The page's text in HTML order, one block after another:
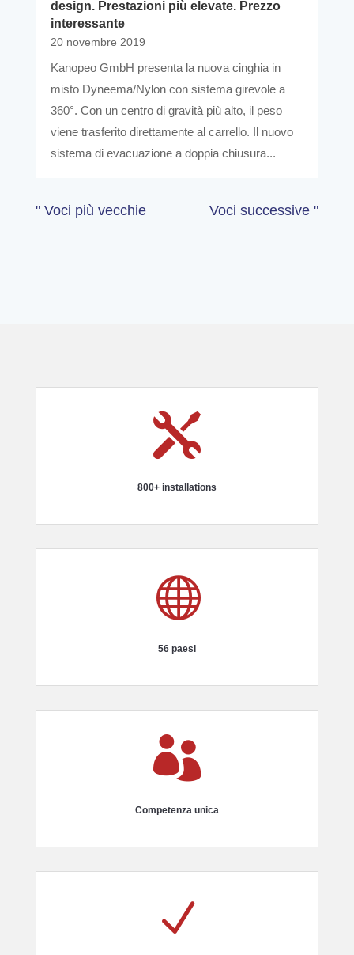
design. Prestazioni più elevate. Prezzo
interessante
20 novembre 2019
Kanopeo GmbH presenta la nuova cinghia in
misto Dyneema/Nylon con sistema girevole a
360°. Con un centro di gravità più alto, il peso
viene trasferito direttamente al carrello. Il nuovo
sistema di evacuazione a doppia chiusura...
" Voci più vecchie Voci successive "

800+ installations

56 paesi

Competenza unica
N